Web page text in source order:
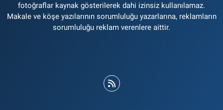
fotoğraflar kaynak gösterilerek dahi izinsiz kullanılamaz.
Makale ve köşe yazılarının sorumluluğu yazarlarına, reklamların
sorumluluğu reklam verenlere aittir.